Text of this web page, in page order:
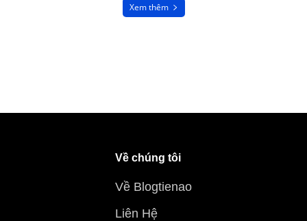
Xem thêm
Về chúng tôi
Về Blogtienao
Liên Hệ